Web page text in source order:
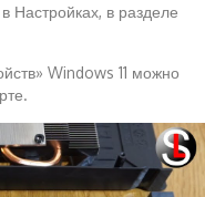
в разделе
Windows 11 можно